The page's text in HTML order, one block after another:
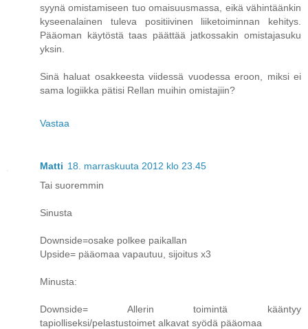
syynä omistamiseen tuo omaisuusmassa, eikä vähintäänkin
kyseenalainen tuleva positiivinen liiketoiminnan kehitys.
Pääoman käytöstä taas päättää jatkossakin omistajasuku
yksin.
Sinä haluat osakkeesta viidessä vuodessa eroon, miksi ei
sama logiikka pätisi Rellan muihin omistajiin?
Vastaa
Matti 18. marraskuuta 2012 klo 23.45
Tai suoremmin
Sinusta
Downside=osake polkee paikallan
Upside= pääomaa vapautuu, sijoitus x3
Minusta:
Downside= Allerin toimintä kääntyy
tapiolliseksi/pelastustoimet alkavat syödä pääomaa